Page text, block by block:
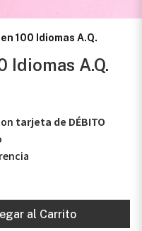
100 Idiomas A.Q.
Idiomas A.Q.
tarjeta de DÉBITO
al Carrito